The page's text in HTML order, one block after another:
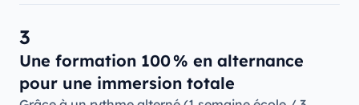
3
Une formation 100 % en alternance
pour une immersion totale